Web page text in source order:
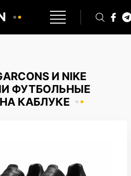
И NIKE
ФУТБОЛЬНЫЕ
КАБЛУКЕ